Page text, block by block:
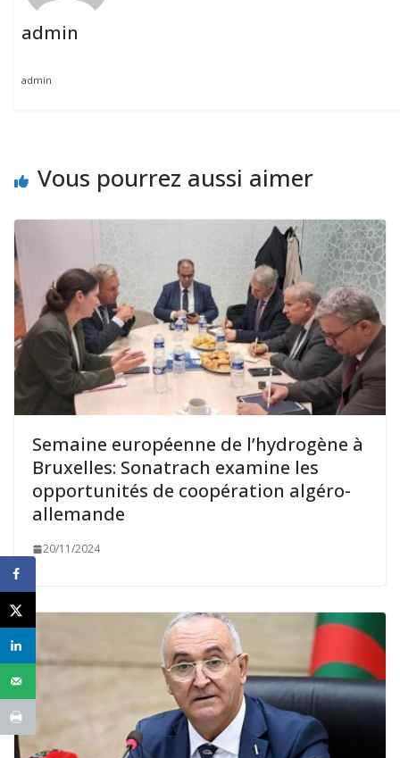
admin
admin
Vous pourrez aussi aimer
Semaine européenne de l’hydrogène à
Bruxelles: Sonatrach examine les
opportunités de coopération algéro-
allemande
20/11/2024